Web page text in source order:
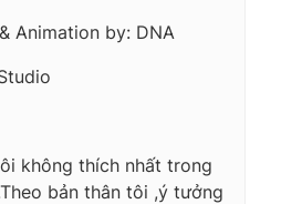
Animation by: DNA
không thích nhất trong
bản thân tôi ,ý tưởng